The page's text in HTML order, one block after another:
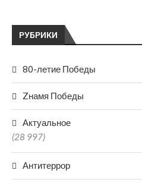
РУБРИКИ
80-летие Победы
Zнамя Победы
Актуальное
(28 997)
Антитеррор